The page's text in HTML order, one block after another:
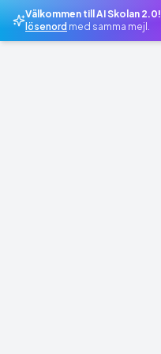
Välkommen till AI Skolan 2.0!
lösenord med samma mejl.